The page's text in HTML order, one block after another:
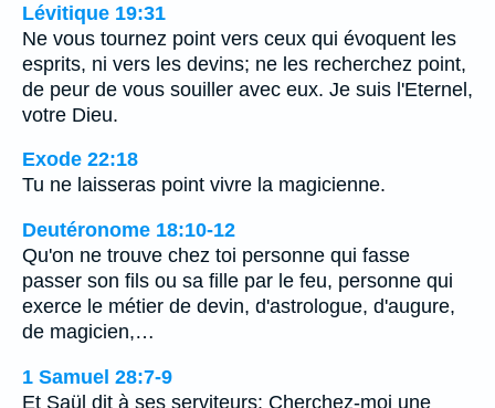
Lévitique 19:31
Ne vous tournez point vers ceux qui évoquent les
esprits, ni vers les devins; ne les recherchez point,
de peur de vous souiller avec eux. Je suis l'Eternel,
votre Dieu.
Exode 22:18
Tu ne laisseras point vivre la magicienne.
Deutéronome 18:10-12
Qu'on ne trouve chez toi personne qui fasse
passer son fils ou sa fille par le feu, personne qui
exerce le métier de devin, d'astrologue, d'augure,
de magicien,…
1 Samuel 28:7-9
Et Saül dit à ses serviteurs: Cherchez-moi une